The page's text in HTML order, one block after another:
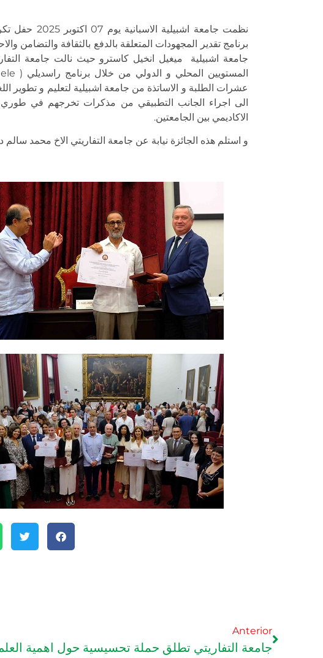
نظمت جامعة
برنامج تقدير المجهودات المتعلقة بالدفع بالثقافة والتضامن
جامعة اشبيلية ميغيل انخيل كاسترو حيث نالت جامعة
عشرات الطلبة و الاساتذة من جامعة اشبيلية لتعليم و تطوير
الى اجراء الجانب التطبيقي من مذكرات تخرجهم في طوري
الاكاديمي بين الجامعتين.
و استلم هذه الجائزة نيابة عن جامعة التفاريتي الاخ محمد سالم
Anterior